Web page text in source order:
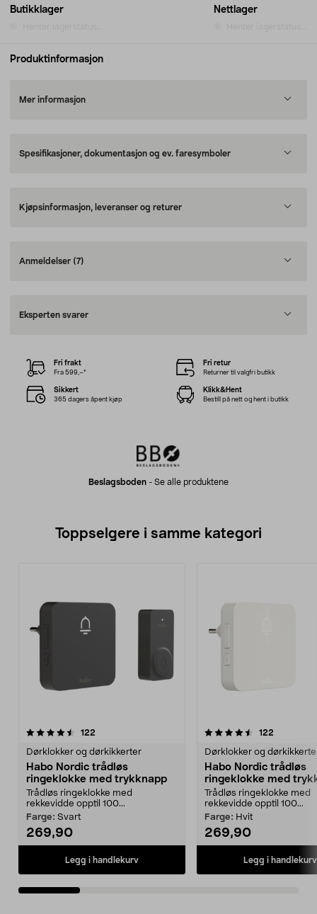
Butikklager Nettlager
Produktinformasjon
Mer informasjon
Spesifikasjoner, dokumentasjon og ev. faresymboler
Kjøpsinformasjon, leveranser og returer
Anmeldelser (7)
Eksperten svarer
Beslagsboden - Se alle produktene
Fri frakt
Fra 599,–*
Fri retur
Returner til valgfri butikk
Sikkert
365 dagers åpent kjøp
Klikk&Hent
Bestill på nett og hent i butikk
Toppselgere i samme kategori
122
Dørklokker og dørkikkerter
Habo Nordic trådløs
ringeklokke med trykknapp
Trådløs ringeklokke med
rekkevidde opptil 100...
Farge: Svart
269,90
Legg i handlekurv
4.5 av 5 stjerner 122
Dørklokker og
Habo Nordic trådløs
ringeklokke med
Trådløs ringeklokke med
rekkevidde opptil 100...
Farge: Hvit
269,90
Legg i handlekurv
4.0 av 5 stjerner